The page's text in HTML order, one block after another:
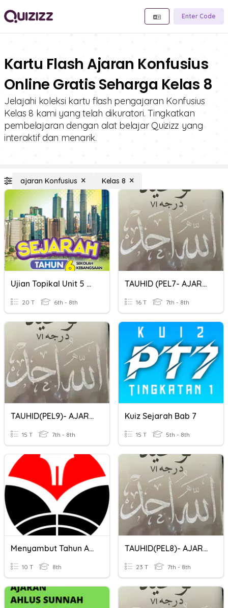
Enter Code
Kartu Flash Ajaran Konfusius
Online Gratis Seharga Kelas 8
Jelajahi koleksi kartu flash pengajaran Konfusius
Kelas 8 kami yang telah dikuratori. Tingkatkan
pembelajaran dengan alat belajar Quizizz yang
interaktif dan menarik.
ajaran Konfusius Kelas 8
Ujian Topikal Unit 5 Sejarah Tahun 6 (Bahagian A)
20 T 6th - 8th
TAUHID (PEL7- AJARAN QADIANI)
16 T 7th - 8th
TAUHID(PEL9)- AJARAN SOIHUNI
15 T 7th - 8th
Kuiz Sejarah Bab 7
15 T 5th - 8th
Menyambut Tahun Ajaran Baru
10 T 8th
TAUHID(PEL8)- AJARAN BAHAI
23 T 7th - 8th